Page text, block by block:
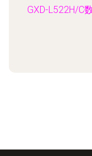
GXD-L522H/C